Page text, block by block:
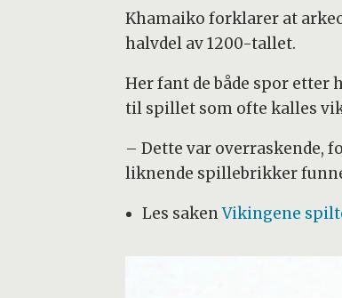
Khamaiko forklarer at
halvdel av 1200-tallet.
Her fant de både spor
til spillet som ofte kalles
– Dette var overraskende,
liknende spillebrikker
Les sakenVikingene